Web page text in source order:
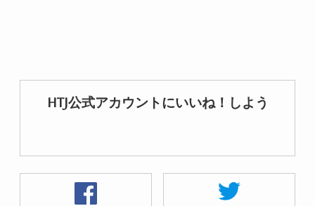
HTJ公式アカウントにいいね！しよう